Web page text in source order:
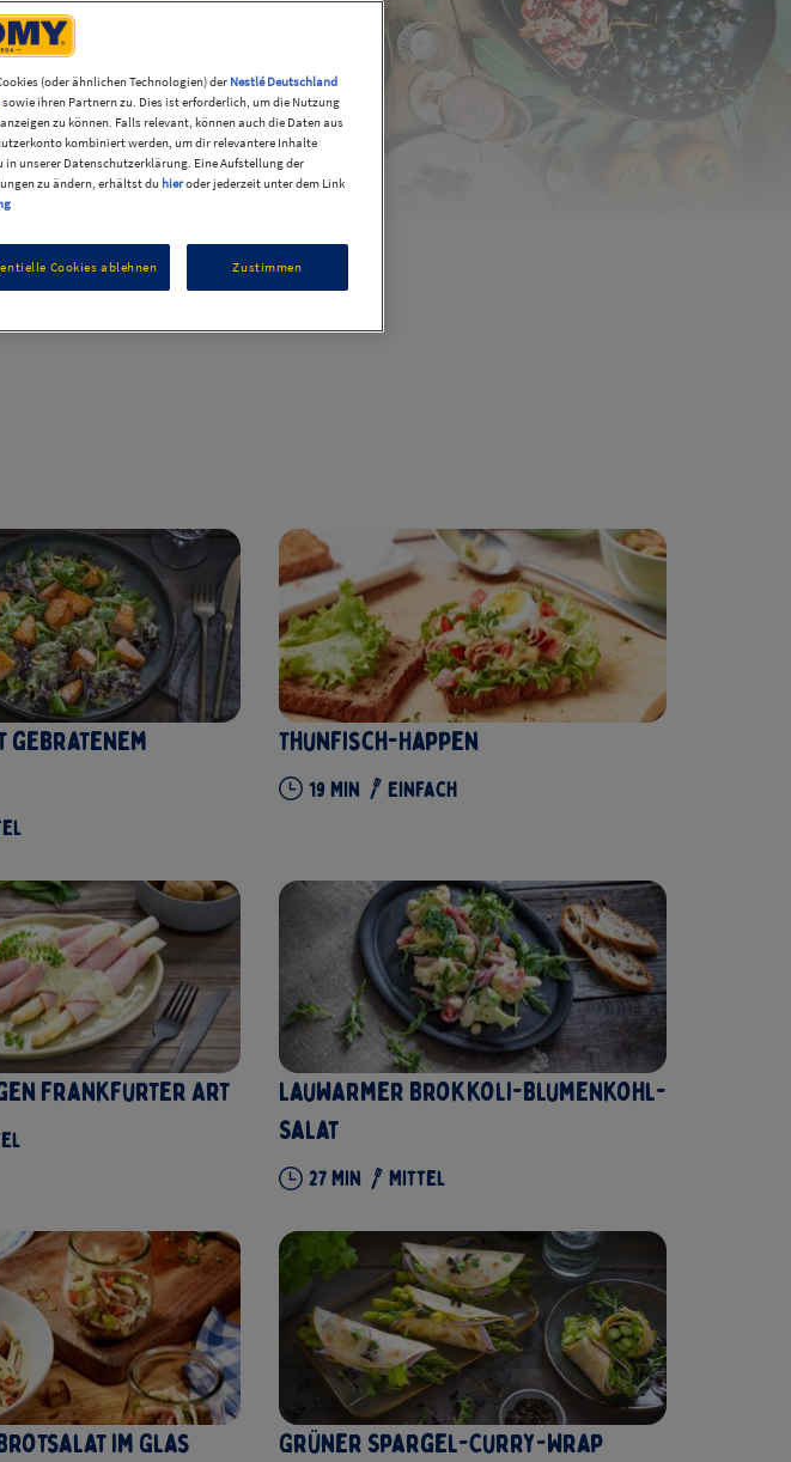
Thunfisch-Happen
19 Min Einfach
Frankfurter Art
Lauwarmer Brokkoli-Blumenkohl-
Salat
27Min Mittel
im Glas Grüner Spargel-Curry-Wrap
(oder ähnlichen Technologien) der Nestlé Deutschland
sowie ihren Partnern zu. Dies ist erforderlich, um die Nutzung
zu können. Falls relevant, können auch die Daten aus
kombiniert werden, um dir relevantere Inhalte
unserer Datenschutzerklärung. Eine Aufstellung der
zu ändern, erhältst du hieroder jederzeit unter dem Link
Cookies ablehnen Zustimmen